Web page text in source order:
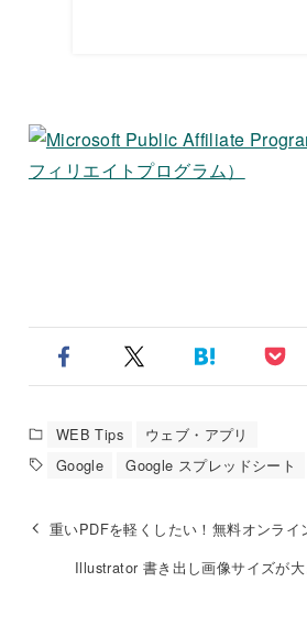
WEB Tips
ウェブ・アプリ
Google
Google スプレッドシート
重いPDFを軽くしたい！無料オンライ
Illustrator 書き出し画像サイズが